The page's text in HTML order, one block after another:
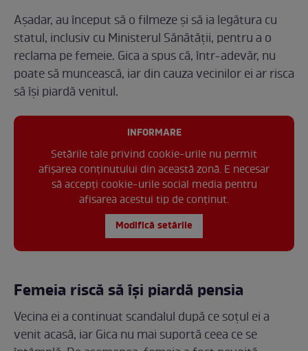
Așadar, au început să o filmeze și să ia legătura cu
statul, inclusiv cu Ministerul Sănătății, pentru a o
reclama pe femeie. Gica a spus că, într-adevăr, nu
poate să muncească, iar din cauza vecinilor ei ar risca
să își piardă venitul.
INFORMARE
Setările tale privind cookie-urile nu permit
afișarea conținutului din această zonă. E necesar
să accepți cookie-urile social media pentru
afisarea acestui tip de conținut.
Modifică setările
Femeia riscă să își piardă pensia
Vecina ei a continuat scandalul după ce soțul ei a
venit acasă, iar Gica nu mai suportă ceea ce se